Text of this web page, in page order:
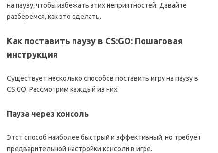
на паузу‚ чтобы избежать этих неприятностей. Давайте
разберемся‚ как это сделать.
Как поставить паузу в CS:GO: Пошаговая
инструкция
Существует несколько способов поставить игру на паузу в
CS:GO. Рассмотрим каждый из них:
Пауза через консоль
Этот способ наиболее быстрый и эффективный‚ но требует
предварительной настройки консоли в игре.